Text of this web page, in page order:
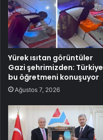
Yürek ısıtan görüntüler
Gazi şehrimizden: Türkiye
bu öğretmeni konuşuyor
Ağustos 7, 2026